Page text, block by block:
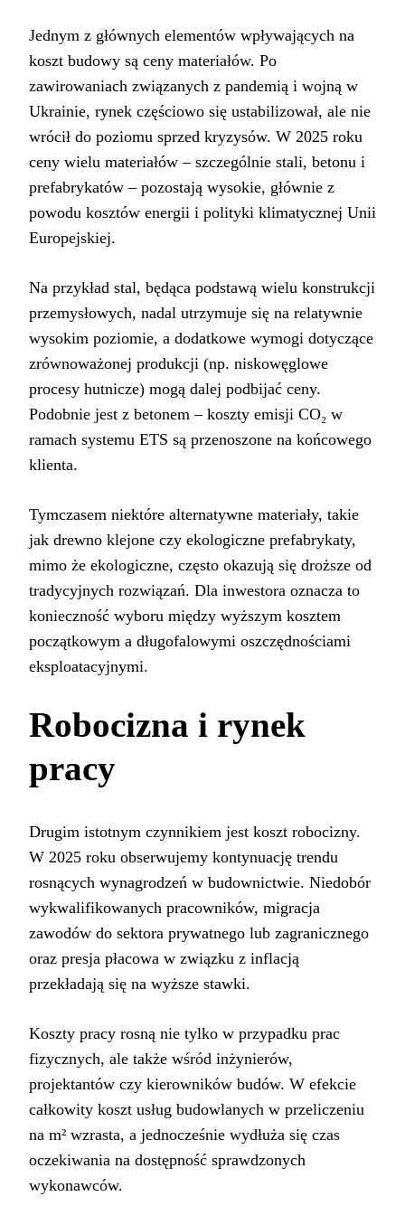
Jednym z głównych elementów wpływających na
koszt budowy są ceny materiałów. Po
zawirowaniach związanych z pandemią i wojną w
Ukrainie, rynek częściowo się ustabilizował, ale nie
wrócił do poziomu sprzed kryzysów. W 2025 roku
ceny wielu materiałów – szczególnie stali, betonu i
prefabrykatów – pozostają wysokie, głównie z
powodu kosztów energii i polityki klimatycznej Unii
Europejskiej.
Na przykład stal, będąca podstawą wielu konstrukcji
przemysłowych, nadal utrzymuje się na relatywnie
wysokim poziomie, a dodatkowe wymogi dotyczące
zrównoważonej produkcji (np. niskowęglowe
procesy hutnicze) mogą dalej podbijać ceny.
Podobnie jest z betonem – koszty emisji CO₂ w
ramach systemu ETS są przenoszone na końcowego
klienta.
Tymczasem niektóre alternatywne materiały, takie
jak drewno klejone czy ekologiczne prefabrykaty,
mimo że ekologiczne, często okazują się droższe od
tradycyjnych rozwiązań. Dla inwestora oznacza to
konieczność wyboru między wyższym kosztem
początkowym a długofalowymi oszczędnościami
eksploatacyjnymi.
Robocizna i rynek
pracy
Drugim istotnym czynnikiem jest koszt robocizny.
W 2025 roku obserwujemy kontynuację trendu
rosnących wynagrodzeń w budownictwie. Niedobór
wykwalifikowanych pracowników, migracja
zawodów do sektora prywatnego lub zagranicznego
oraz presja płacowa w związku z inflacją
przekładają się na wyższe stawki.
Koszty pracy rosną nie tylko w przypadku prac
fizycznych, ale także wśród inżynierów,
projektantów czy kierowników budów. W efekcie
całkowity koszt usług budowlanych w przeliczeniu
na m² wzrasta, a jednocześnie wydłuża się czas
oczekiwania na dostępność sprawdzonych
wykonawców.